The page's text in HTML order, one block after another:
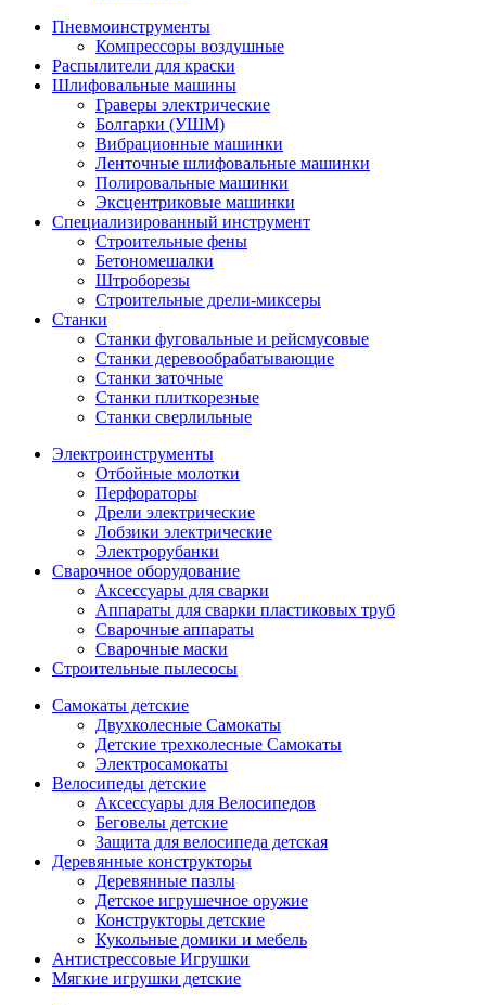
Пневмоинструменты
Компрессоры воздушные
Распылители для краски
Шлифовальные машины
Граверы электрические
Болгарки (УШМ)
Вибрационные машинки
Ленточные шлифовальные машинки
Полировальные машинки
Эксцентриковые машинки
Специализированный инструмент
Строительные фены
Бетономешалки
Штроборезы
Строительные дрели-миксеры
Станки
Станки фуговальные и рейсмусовые
Станки деревообрабатывающие
Станки заточные
Станки плиткорезные
Станки сверлильные
Электроинструменты
Отбойные молотки
Перфораторы
Дрели электрические
Лобзики электрические
Электрорубанки
Сварочное оборудование
Аксессуары для сварки
Аппараты для сварки пластиковых труб
Сварочные аппараты
Сварочные маски
Строительные пылесосы
Самокаты детские
Двухколесные Cамокаты
Детские трехколесные Самокаты
Электросамокаты
Велосипеды детские
Аксессуары для Велосипедов
Беговелы детские
Защита для велосипеда детская
Деревянные конструкторы
Деревянные пазлы
Детское игрушечное оружие
Конструкторы детские
Кукольные домики и мебель
Антистрессовые Игрушки
Мягкие игрушки детские